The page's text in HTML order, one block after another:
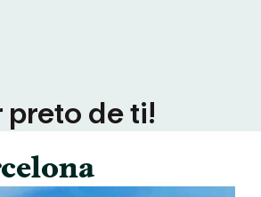
preto de ti!